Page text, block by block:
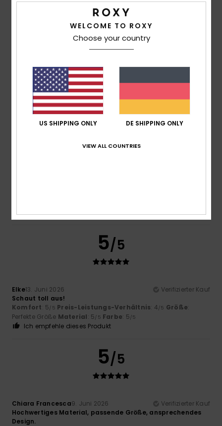
Größe
Material
Farbe
5 /5
5/5
Elke13. Juni 2026
Verifizierter Kauf
Schaut toll aus!
Komfort: 5/5 Preis-Leistungs-Verhältnis: 4/5 Größe:
Perfekte Größe Material: 5/5 Farbe: 5/5
Ich empfehle dieses Produkt
5/5
Chiara Francesca9. Juni 2026
Verifizierter Kauf
Hochwertiges Material, passende Größe, ansprechendes
Design.
WELCOME TO ROXY
Choose your country
US SHIPPING ONLY DE SHIPPING ONLY
VIEW ALL COUNTRIES